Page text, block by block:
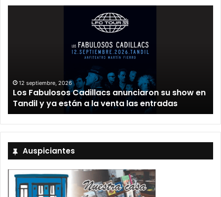
12 septiembre, 2026
Los Fabulosos Cadillacs anunciaron su show en
Tandil y ya están a la venta las entradas
Auspiciantes